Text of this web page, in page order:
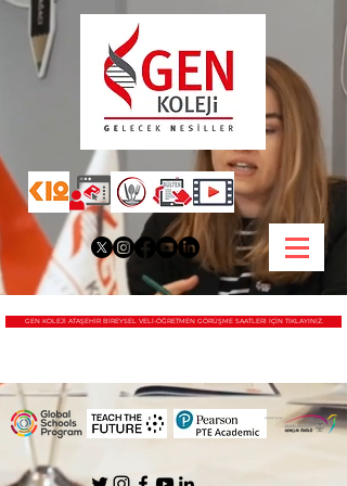
GEN KOLEJİ ATAŞEHİR BİREYSEL VELİ-ÖĞRETMEN GÖRÜŞME SAATLERİ İÇİN TIKLAYINIZ.